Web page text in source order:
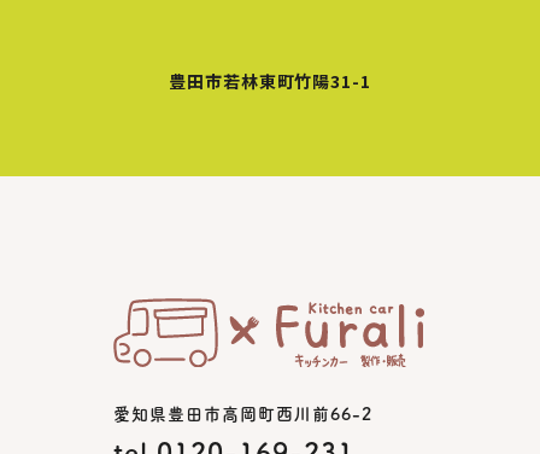
豊田市若林東町竹陽31-1
愛知県豊田市高岡町西川前66-2